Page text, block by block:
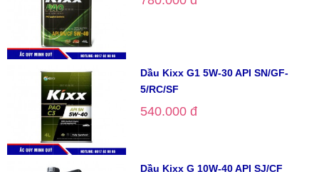
Dầu Kixx G1 5W-30 API SN/GF-
5/RC/SF
540.000 đ
Dầu Kixx G 10W-40 API SJ/CF